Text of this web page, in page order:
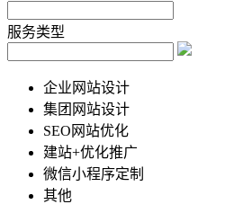
服务类型
企业网站设计
集团网站设计
SEO网站优化
建站+优化推广
微信小程序定制
其他